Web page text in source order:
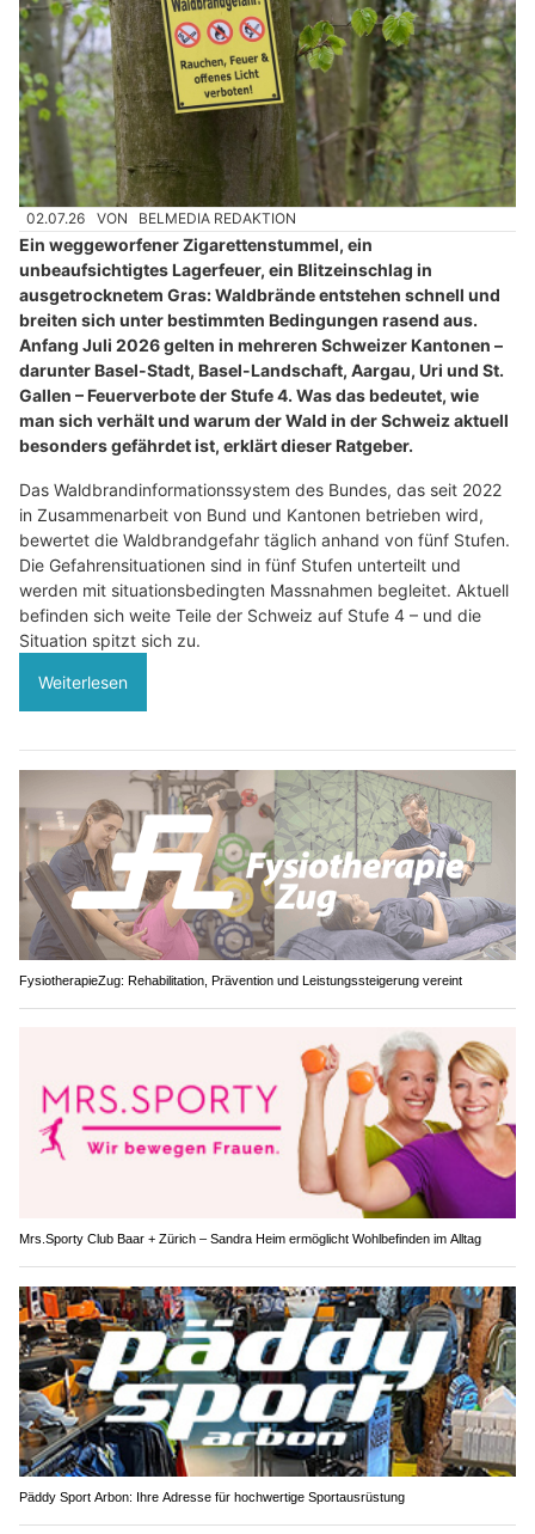
02.07.26 VON BELMEDIA REDAKTION
Ein weggeworfener Zigarettenstummel, ein
unbeaufsichtigtes Lagerfeuer, ein Blitzeinschlag in
ausgetrocknetem Gras: Waldbrände entstehen schnell und
breiten sich unter bestimmten Bedingungen rasend aus.
Anfang Juli 2026 gelten in mehreren Schweizer Kantonen –
darunter Basel-Stadt, Basel-Landschaft, Aargau, Uri und St.
Gallen – Feuerverbote der Stufe 4. Was das bedeutet, wie
man sich verhält und warum der Wald in der Schweiz aktuell
besonders gefährdet ist, erklärt dieser Ratgeber.
Das Waldbrandinformationssystem des Bundes, das seit 2022
in Zusammenarbeit von Bund und Kantonen betrieben wird,
bewertet die Waldbrandgefahr täglich anhand von fünf Stufen.
Die Gefahrensituationen sind in fünf Stufen unterteilt und
werden mit situationsbedingten Massnahmen begleitet. Aktuell
befinden sich weite Teile der Schweiz auf Stufe 4 – und die
Situation spitzt sich zu.
Weiterlesen
FysiotherapieZug: Rehabilitation, Prävention und Leistungssteigerung vereint
Mrs.Sporty Club Baar + Zürich – Sandra Heim ermöglicht Wohlbefinden im Alltag
Päddy Sport Arbon: Ihre Adresse für hochwertige Sportausrüstung